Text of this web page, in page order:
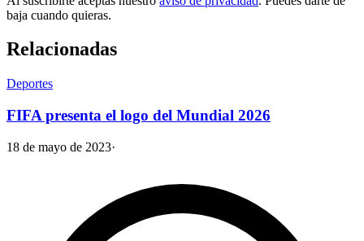
baja cuando quieras.
Relacionadas
Deportes
FIFA presenta el logo del Mundial 2026
18 de mayo de 2023·